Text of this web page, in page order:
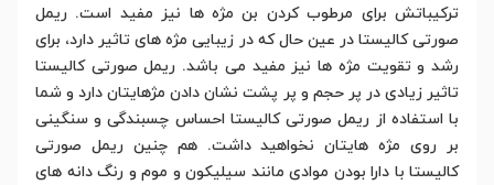
ترکیباتش برای مرطوب کردن بن مژه ها نیز مفید است. ریمل
صورتی کالیستا در عین حال که در زیبایی مژه های تاثیر دارد، برای
رشد و تقویت مژه ها نیز مفید می باشد. ریمل صورتی کالیستا
تاثیر زیادی در پر حجم و پر پشت نشان دادن مژهایتان دارد و شما
با استفاده از ریمل صورتی کالیستا احساس چسبندگی و سنگینی
بر روی مژه هایتان نخواهید داشت. هم چنین ریمل صورتی
کالیستا با دارا بودن موادی مانند سیلیکون و موم و رنگ دانه های